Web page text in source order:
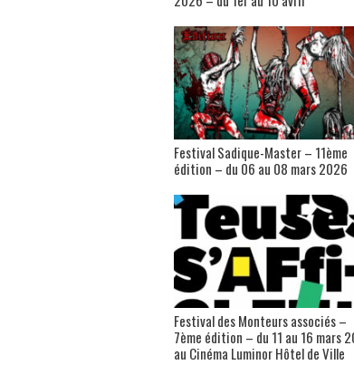
Festival Sadique-Master – 11ème
édition – du 06 au 08 mars 2026
Festival des Monteurs associés –
7ème édition – du 11 au 16 mars
au Cinéma Luminor Hôtel de Ville